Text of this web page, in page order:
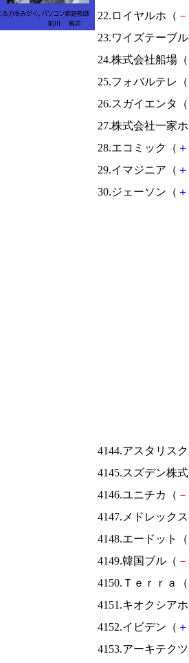
22.ロイヤルホ（ －
23.ワイズテーブ
24.株式会社船場（
25.フォバルテレ（
26.スガイエンタ（
27.株式会社一家
28.エコミック（ ＋
29.イマジニア（ ＋
30.ジェーソン（ ＋
4144.アスタリス
4145.スズデン株
4146.ユニチカ（ －
4147.メドレック
4148.エードット（
4149.韓国ブル（ －
4150.Ｔｅｒｒａ（
4151.キオクシア
4152.イビデン（ ＋
4153.アーキテク